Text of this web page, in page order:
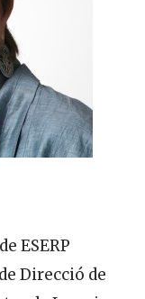
ESERP
Direcció de